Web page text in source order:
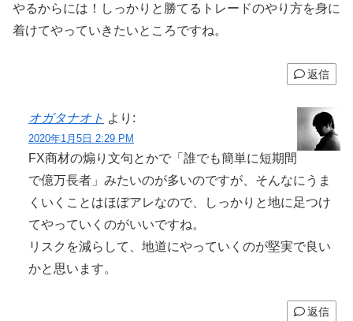
やるからには！しっかりと勝てるトレードのやり方を身に
着けてやっていきたいところですね。
返信
オガタナオト より:
2020年1月5日 2:29 PM
FX商材の煽り文句とかで「誰でも簡単に短期間
で億万長者」みたいのが多いのですが、そんなにうま
くいくことはほぼアレなので、しっかりと地に足つけ
てやっていくのがいいですね。
リスクを減らして、地道にやっていくのが堅実で良い
かと思います。
返信